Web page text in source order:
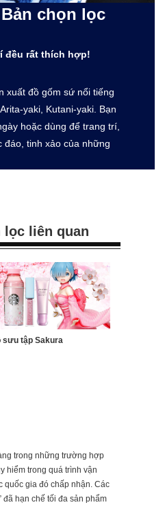
chọn lọc
đều rất thích hợp!
xuất đồ gốm sứ nổi tiếng
yaki, Kutani-yaki. Bạn
hoặc dùng để trang trí,
đáo, tinh xảo của những
lọc liên quan
sưu tập Sakura
trong những trường hợp
hiểm trong quá trình vận
quốc gia đó chấp nhận. Các
đã hạn chế tối đa sản phẩm